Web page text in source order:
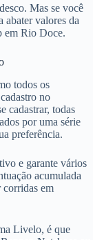
Mas se você
abater valores da
em Rio Doce.
todos os
no
cadastrar, todas
por uma série
preferência.
e garante vários
acumulada
corridas em
Livelo, é que